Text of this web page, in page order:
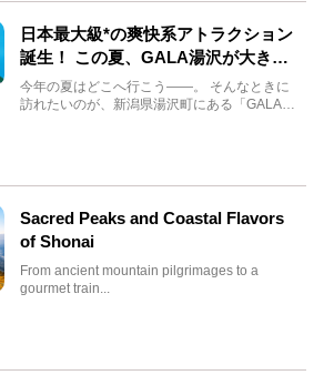
日本最大級*の爽快系アトラクション
誕生！ この夏、GALA湯沢が大きく
生まれ変わる
今年の夏はどこへ行こう――。 そんなときに
訪れたいのが、新潟県湯沢町にある「GALA湯
Sacred Peaks and Coastal Flavors
of Shonai
From ancient mountain pilgrimages to a
gourmet train...